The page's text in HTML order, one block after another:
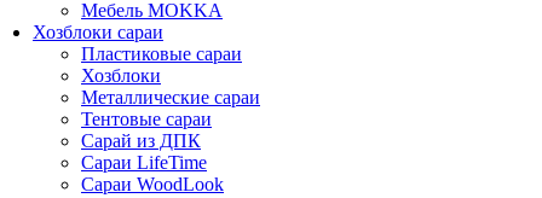
Мебель MOKKA
Хозблоки сараи
Пластиковые сараи
Хозблоки
Металлические сараи
Тентовые сараи
Сарай из ДПК
Cараи LifeTime
Cараи WoodLook